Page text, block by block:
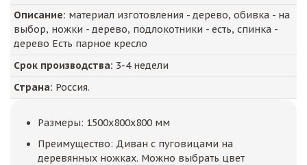
Описание: материал изготовления - дерево, обивка - на
выбор, ножки - дерево, подлокотники - есть, спинка -
дерево Есть парное кресло
Срок производства: 3-4 недели
Страна: Россия.
Размеры: 1500x800x800 мм
Преимущество: Диван с пуговицами на
деревянных ножках. Можно выбрать цвет